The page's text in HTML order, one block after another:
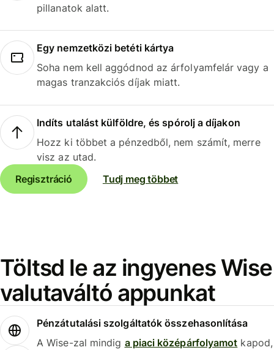
pillanatok alatt.
Egy nemzetközi betéti kártya
Soha nem kell aggódnod az árfolyamfelár vagy a
magas tranzakciós díjak miatt.
Indíts utalást külföldre, és spórolj a díjakon
Hozz ki többet a pénzedből, nem számít, merre
visz az utad.
Regisztráció
Tudj meg többet
Töltsd le az ingyenes Wise
valutaváltó appunkat
Pénzátutalási szolgáltatók összehasonlítása
A Wise-zal mindig a piaci középárfolyamot kapod,